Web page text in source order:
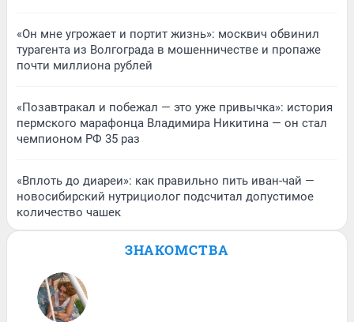
«Он мне угрожает и портит жизнь»: москвич обвинил
турагента из Волгограда в мошенничестве и пропаже
почти миллиона рублей
«Позавтракал и побежал — это уже привычка»: история
пермского марафонца Владимира Никитина — он стал
чемпионом РФ 35 раз
«Вплоть до диареи»: как правильно пить иван-чай —
новосибирский нутрициолог подсчитал допустимое
количество чашек
ЗНАКОМСТВА